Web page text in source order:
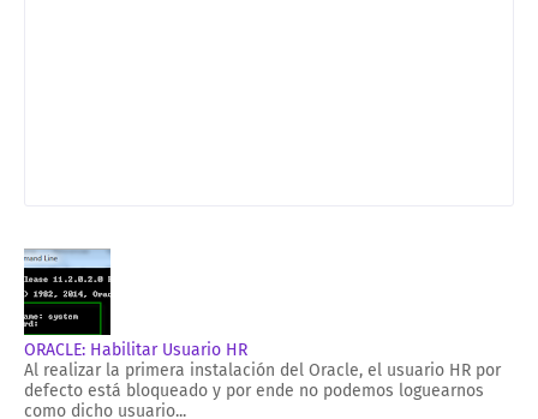
ORACLE: Habilitar Usuario HR
Al realizar la primera instalación del Oracle, el usuario HR por
defecto está bloqueado y por ende no podemos loguearnos
como dicho usuario...